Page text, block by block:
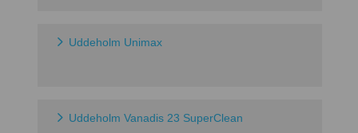
Uddeholm Unimax
Uddeholm Vanadis 23 SuperClean